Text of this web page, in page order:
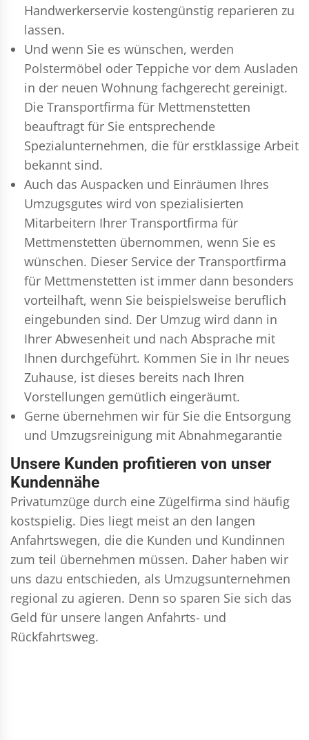
Handwerkerservie kostengünstig reparieren zu
lassen.
Und wenn Sie es wünschen, werden
Polstermöbel oder Teppiche vor dem Ausladen
in der neuen Wohnung fachgerecht gereinigt.
Die Transportfirma für Mettmenstetten
beauftragt für Sie entsprechende
Spezialunternehmen, die für erstklassige Arbeit
bekannt sind.
Auch das Auspacken und Einräumen Ihres
Umzugsgutes wird von spezialisierten
Mitarbeitern Ihrer Transportfirma für
Mettmenstetten übernommen, wenn Sie es
wünschen. Dieser Service der Transportfirma
für Mettmenstetten ist immer dann besonders
vorteilhaft, wenn Sie beispielsweise beruflich
eingebunden sind. Der Umzug wird dann in
Ihrer Abwesenheit und nach Absprache mit
Ihnen durchgeführt. Kommen Sie in Ihr neues
Zuhause, ist dieses bereits nach Ihren
Vorstellungen gemütlich eingeräumt.
Gerne übernehmen wir für Sie die Entsorgung
und Umzugsreinigung mit Abnahmegarantie
Unsere Kunden profitieren von unser
Kundennähe
Privatumzüge durch eine Zügelfirma sind häufig
kostspielig. Dies liegt meist an den langen
Anfahrtswegen, die die Kunden und Kundinnen
zum teil übernehmen müssen. Daher haben wir
uns dazu entschieden, als Umzugsunternehmen
regional zu agieren. Denn so sparen Sie sich das
Geld für unsere langen Anfahrts- und
Rückfahrtsweg.